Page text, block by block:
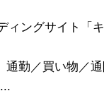
ィングサイト「
通勤／買い物／